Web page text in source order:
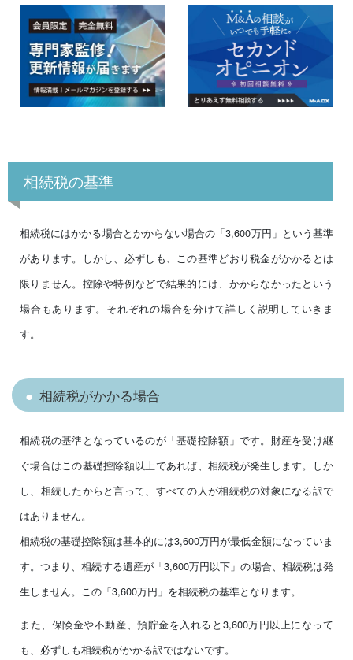
相続税の基準
相続税にはかかる場合とかからない場合の「3,600万円」という基準
があります。しかし、必ずしも、この基準どおり税金がかかるとは
限りません。控除や特例などで結果的には、かからなかったという
場合もあります。それぞれの場合を分けて詳しく説明していきま
す。
相続税がかかる場合
相続税の基準となっているのが「基礎控除額」です。財産を受け継
ぐ場合はこの基礎控除額以上であれば、相続税が発生します。しか
し、相続したからと言って、すべての人が相続税の対象になる訳で
はありません。
相続税の基礎控除額は基本的には3,600万円が最低金額になっていま
す。つまり、相続する遺産が「3,600万円以下」の場合、相続税は発
生しません。この「3,600万円」を相続税の基準となります。
また、保険金や不動産、預貯金を入れると3,600万円以上になって
も、必ずしも相続税がかかる訳ではないです。